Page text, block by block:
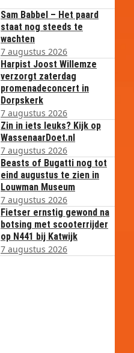
Sam Babbel – Het paard
staat nog steeds te
wachten
7 augustus 2026
Harpist Joost Willemze
verzorgt zaterdag
promenadeconcert in
Dorpskerk
7 augustus 2026
Zin in iets leuks? Kijk op
WassenaarDoet.nl
7 augustus 2026
Beasts of Bugatti nog tot
eind augustus te zien in
Louwman Museum
7 augustus 2026
Fietser ernstig gewond na
botsing met scooterrijder
op N441 bij Katwijk
7 augustus 2026